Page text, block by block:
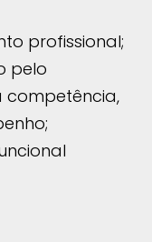
profissional;
pelo
competência,